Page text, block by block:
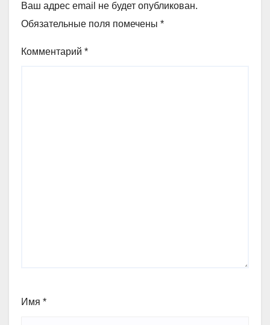
Ваш адрес email не будет опубликован.
Обязательные поля помечены *
Комментарий *
Имя *